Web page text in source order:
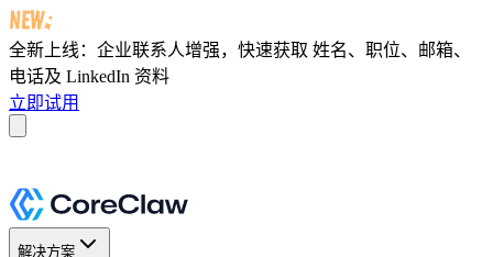
全新上线：企业联系人增强，快速获取 姓名、职位、邮箱、
电话及 LinkedIn 资料
立即试用
解决方案